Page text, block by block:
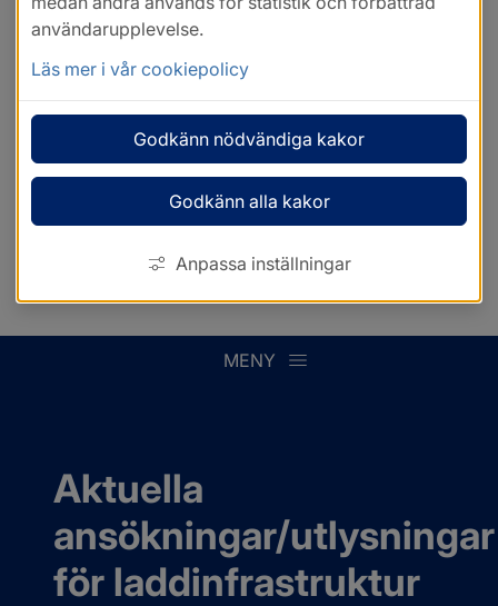
MENY
Aktuella
ansökningar/utlysningar
för laddinfrastruktur
användarupplevelse.
Läs mer i vår cookiepolicy
Godkänn nödvändiga kakor
Godkänn alla kakor
Anpassa inställningar